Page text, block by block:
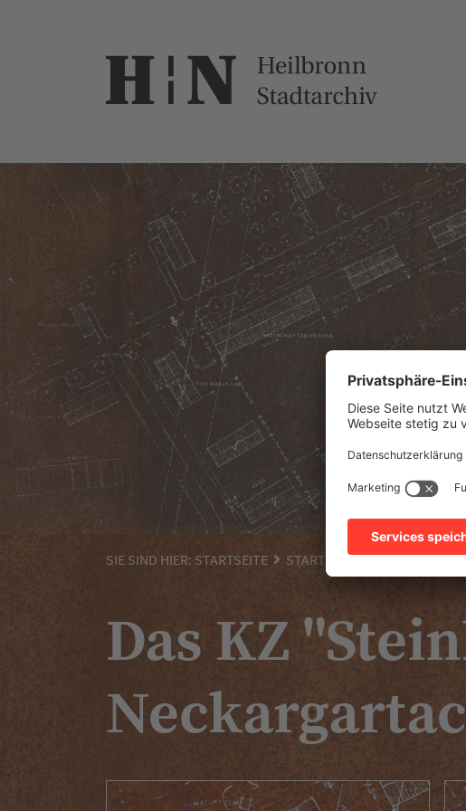
SIE SIND HIER: STARTSEITE STARTSEITE
Das KZ